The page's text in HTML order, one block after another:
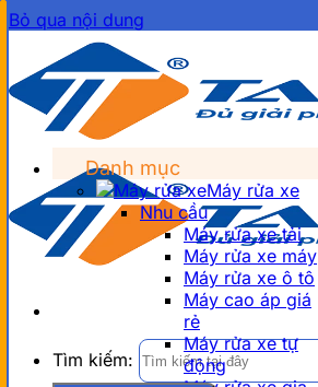
Bỏ qua nội dung
Tìm kiếm:
Danh mục
Máy rửa xe
Nhu cầu
Máy rửa xe tải
Máy rửa xe máy
Máy rửa xe ô tô
Máy cao áp giá
rẻ
Máy rửa xe tự
động